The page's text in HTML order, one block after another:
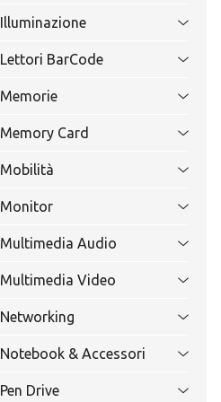
Illuminazione
Lettori BarCode
Memorie
Memory Card
Mobilità
Monitor
Multimedia Audio
Multimedia Video
Networking
Notebook & Accessori
Pen Drive